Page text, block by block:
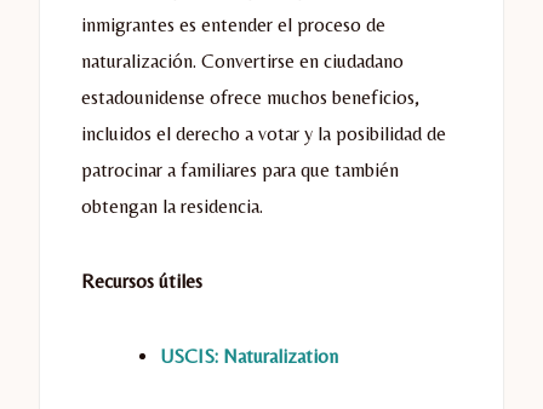
inmigrantes es entender el proceso de
naturalización. Convertirse en ciudadano
estadounidense ofrece muchos beneficios,
incluidos el derecho a votar y la posibilidad de
patrocinar a familiares para que también
obtengan la residencia.
Recursos útiles
USCIS: Naturalization